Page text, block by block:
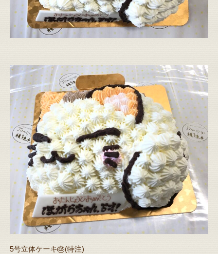
5号立体ケーキ🎂(特注)